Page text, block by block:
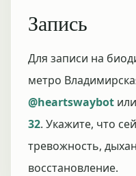
Запись
Для записи на
метро
@heartswaybot
32. Укажите, что
тревожность,
восстановление.